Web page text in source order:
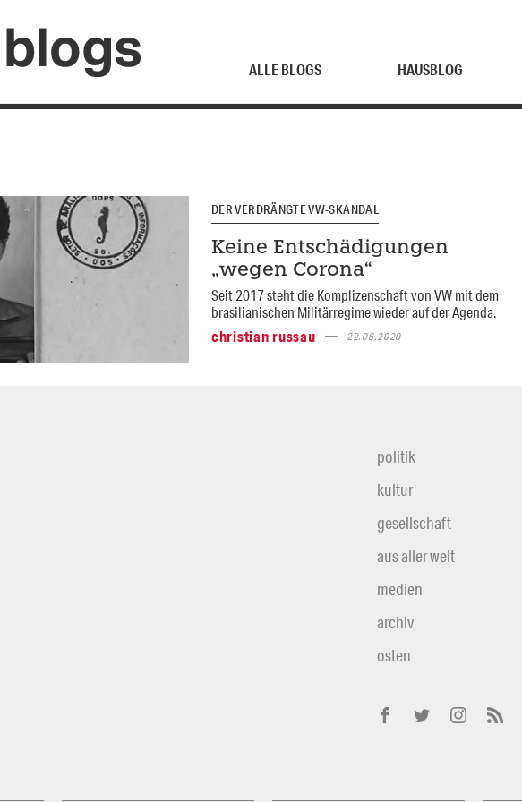
ALLE BLOGS HAUSBLOG
DER VERDRÄNGTE VW-SKANDAL
Keine Entschädigungen
„wegen Corona“
Seit 2017 steht die Komplizenschaft von VW mit dem
brasilianischen Militärregime wieder auf der Agenda.
christian russau
22.06.2020
politik
kultur
gesellschaft
aus aller welt
medien
archiv
osten